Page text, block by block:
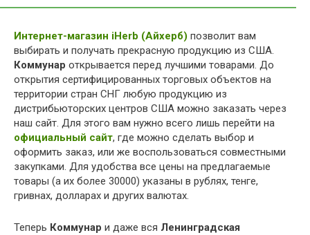
Интернет-магазин iHerb (Айхерб) позволит вам
выбирать и получать прекрасную продукцию из США.
Коммунар открывается перед лучшими товарами. До
открытия сертифицированных торговых объектов на
территории стран СНГ любую продукцию из
дистрибьюторских центров США можно заказать через
наш сайт. Для этого вам нужно всего лишь перейти на
официальный сайт, где можно сделать выбор и
оформить заказ, или же воспользоваться совместными
закупками. Для удобства все цены на предлагаемые
товары (а их более 30000) указаны в рублях, тенге,
гривнах, долларах и других валютах.
Теперь Коммунар и даже вся Ленинградская